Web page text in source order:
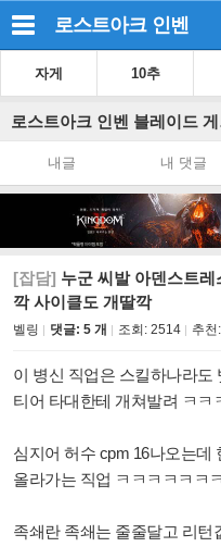
로스트아크 인벤
자게 10추
로
내글 내 댓글
[잡담] 누군 씨발 아덴스트
깍 사이클도 개딸깍
벨링 댓글: 5 개 조회: 2514 추천:
이 병신 직업은 스킬하나라도
티어 타대한테 개쳐발려 ㅋㅋ
심지어 허수 cpm 16나오는데
올라가는 직업 ㅋㅋㅋㅋㅋㅋ
족쇄란 족쇄는 줄줄달고 리턴